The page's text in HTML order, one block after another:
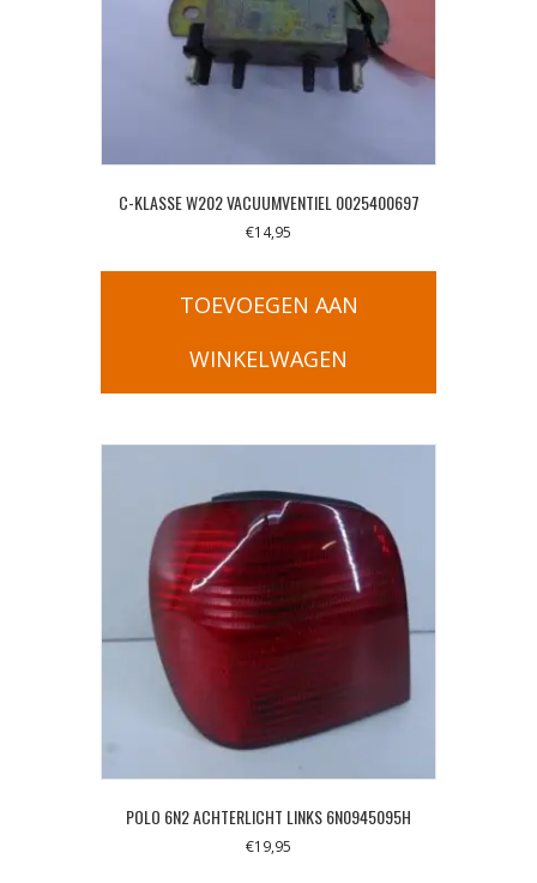
C-KLASSE W202 VACUUMVENTIEL 0025400697
€14,95
TOEVOEGEN AAN
WINKELWAGEN
POLO 6N2 ACHTERLICHT LINKS 6N0945095H
€19,95